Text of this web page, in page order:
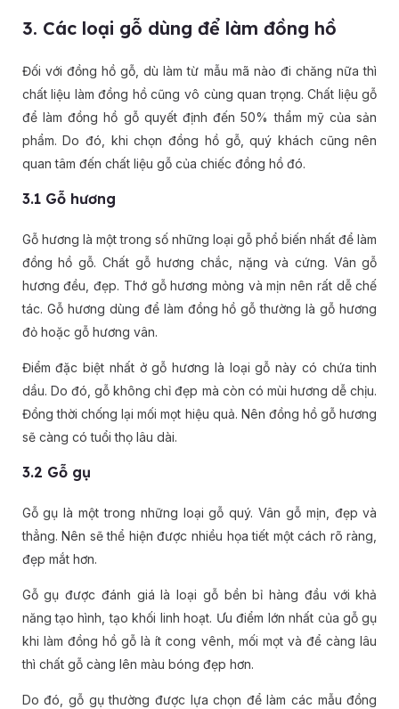
3. Các loại gỗ dùng để làm đồng hồ
Đối với đồng hồ gỗ, dù làm từ mẫu mã nào đi chăng nữa thì
chất liệu làm đồng hồ cũng vô cùng quan trọng. Chất liệu gỗ
để làm đồng hồ gỗ quyết định đến 50% thẩm mỹ của sản
phẩm. Do đó, khi chọn đồng hồ gỗ, quý khách cũng nên
quan tâm đến chất liệu gỗ của chiếc đồng hồ đó.
3.1 Gỗ hương
Gỗ hương là một trong số những loại gỗ phổ biến nhất để làm
đồng hồ gỗ. Chất gỗ hương chắc, nặng và cứng. Vân gỗ
hương đều, đẹp. Thớ gỗ hương mỏng và mịn nên rất dễ chế
tác. Gỗ hương dùng để làm đồng hồ gỗ thường là gỗ hương
đỏ hoặc gỗ hương vân.
Điểm đặc biệt nhất ở gỗ hương là loại gỗ này có chứa tinh
dầu. Do đó, gỗ không chỉ đẹp mà còn có mùi hương dễ chịu.
Đồng thời chống lại mối mọt hiệu quả. Nên đồng hồ gỗ hương
sẽ càng có tuổi thọ lâu dài.
3.2 Gỗ gụ
Gỗ gụ là một trong những loại gỗ quý. Vân gỗ mịn, đẹp và
thẳng. Nên sẽ thể hiện được nhiều họa tiết một cách rõ ràng,
đẹp mắt hơn.
Gỗ gụ được đánh giá là loại gỗ bền bỉ hàng đầu với khả
năng tạo hình, tạo khối linh hoạt. Ưu điểm lớn nhất của gỗ gụ
khi làm đồng hồ gỗ là ít cong vênh, mối mọt và để càng lâu
thì chất gỗ càng lên màu bóng đẹp hơn.
Do đó, gỗ gụ thường được lựa chọn để làm các mẫu đồng